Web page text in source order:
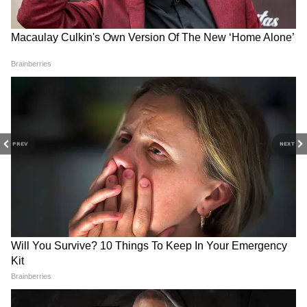
PREV NEXT
রাজু ভাইয়া মিউনিসিপ্যাল ​​কর্পোরেশনের দক্ষিণ
মালাকা ৪৩ নম্বর ওয়ার্ড থেকে কংগ্রেস প্রার্থী। পরে
DOWNLOAD APP
AR Rahman: আটারি-ওয়াঘা
সীমান্তে প্রথমবার রহমান, BSF-
কে সুরেলা স্যালুট 'ম্যায় বাপস
আউঙ্গা' টিমের
INDIA Bloc: শরিকি কোন্দলে
জেরবার বিরোধী শিবির, 'INDIA'
জোটের সমন্বয় নিয়ে প্রশ্ন তুলল
BJP